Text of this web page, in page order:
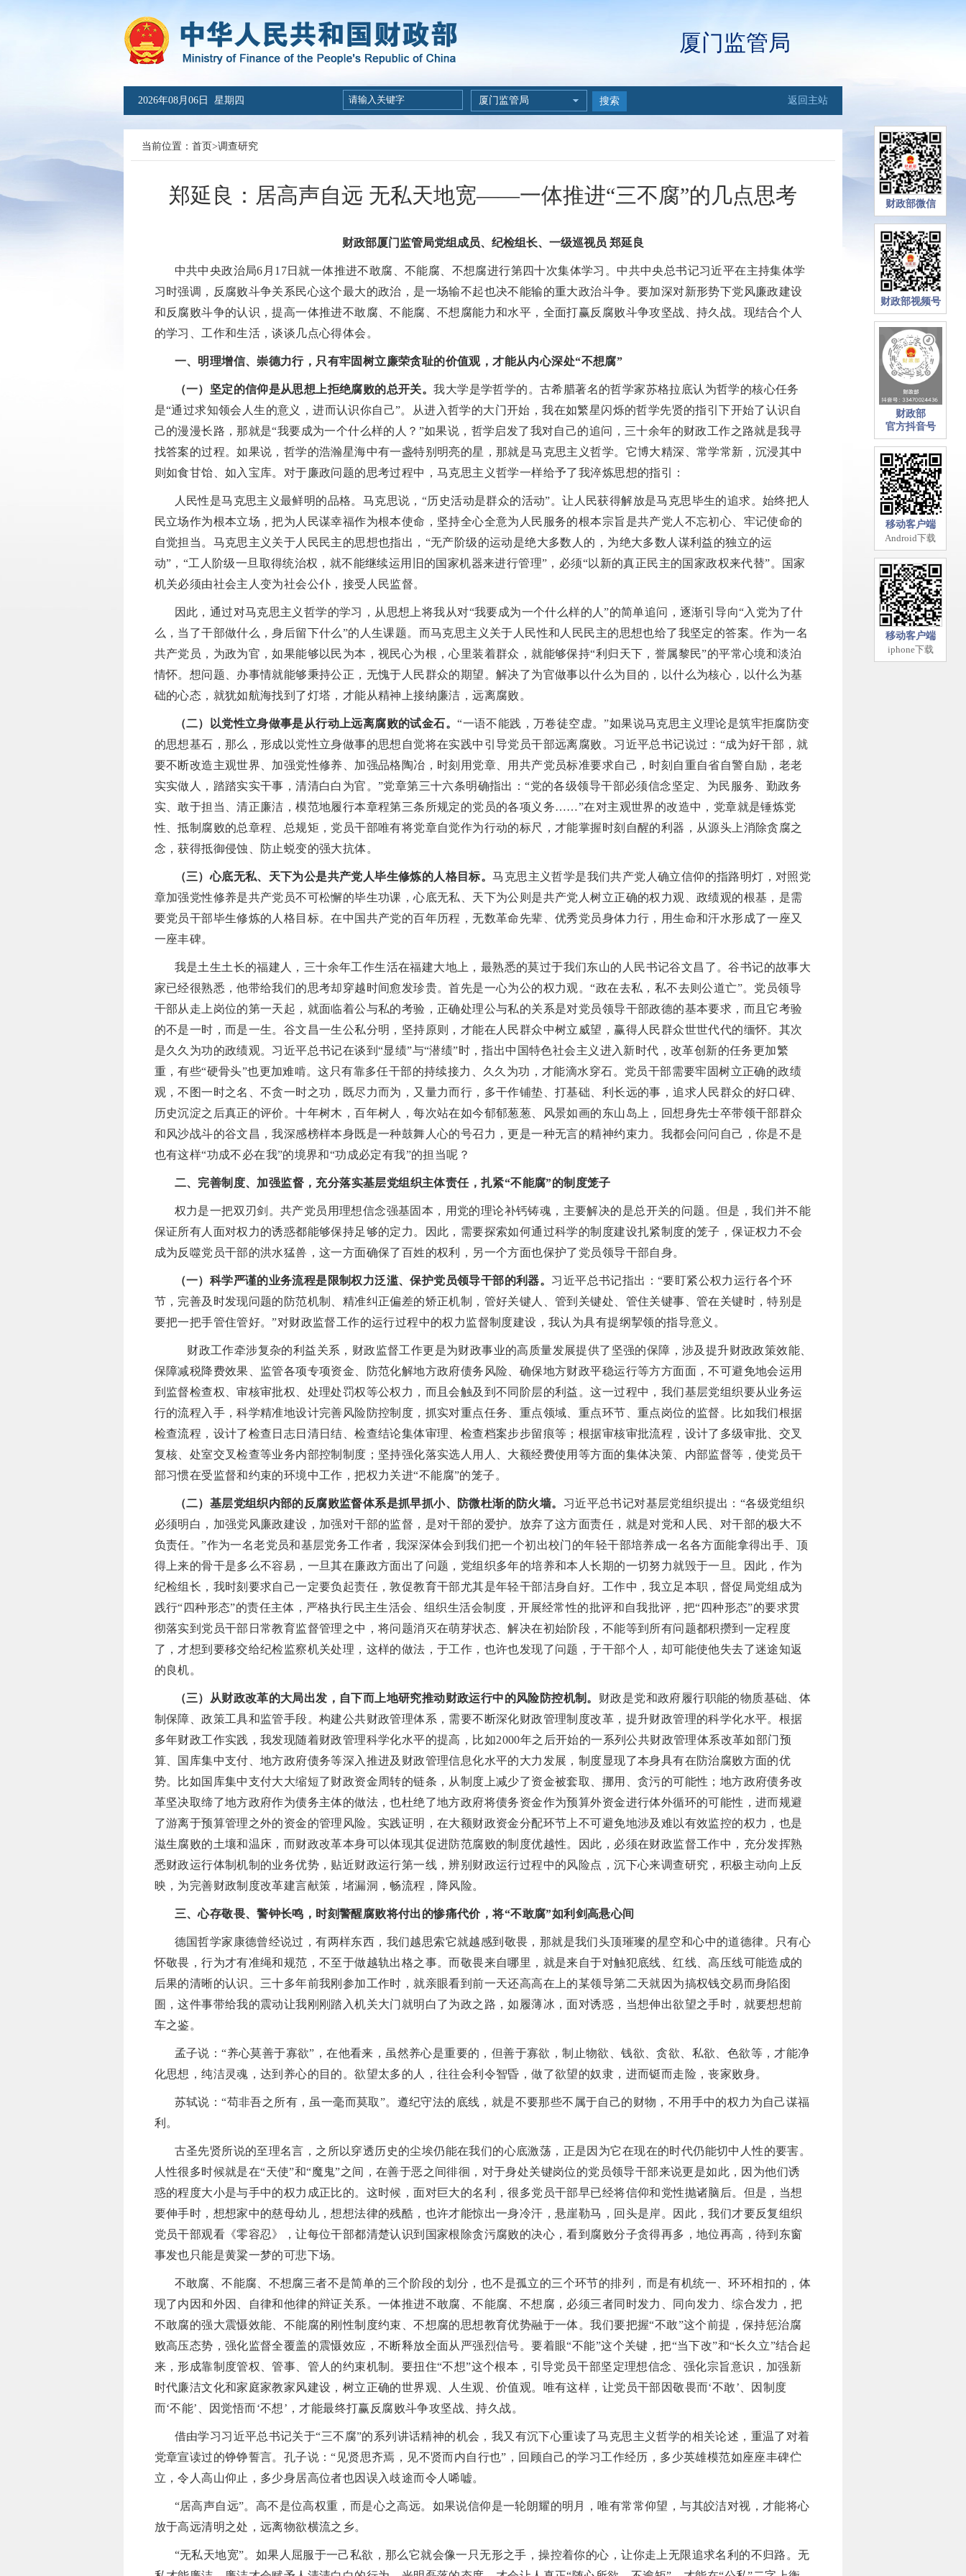
财政部微信
财政部视频号
财政部
官方抖音号
移动客户端
Android下载
移动客户端
iphone下载
厦门监管局
2026年08月06日 星期四 厦门监管局 搜索 返回主站
当前位置： 首页>调查研究
郑延良：居高声自远 无私天地宽——一体推进“三不腐”的几点思考
财政部厦门监管局党组成员、纪检组长、一级巡视员 郑延良
中共中央政治局6月17日就一体推进不敢腐、不能腐、不想腐进行第四十次集体学习。中共中央总书记习近平在主持集体学
习时强调，反腐败斗争关系民心这个最大的政治，是一场输不起也决不能输的重大政治斗争。要加深对新形势下党风廉政建设
和反腐败斗争的认识，提高一体推进不敢腐、不能腐、不想腐能力和水平，全面打赢反腐败斗争攻坚战、持久战。现结合个人
的学习、工作和生活，谈谈几点心得体会。
一、明理增信、崇德力行，只有牢固树立廉荣贪耻的价值观，才能从内心深处“不想腐”
（一）坚定的信仰是从思想上拒绝腐败的总开关。我大学是学哲学的。古希腊著名的哲学家苏格拉底认为哲学的核心任务
是“通过求知领会人生的意义，进而认识你自己”。从进入哲学的大门开始，我在如繁星闪烁的哲学先贤的指引下开始了认识自
己的漫漫长路，那就是“我要成为一个什么样的人？”如果说，哲学启发了我对自己的追问，三十余年的财政工作之路就是我寻
找答案的过程。如果说，哲学的浩瀚星海中有一盏特别明亮的星，那就是马克思主义哲学。它博大精深、常学常新，沉浸其中
则如食甘饴、如入宝库。对于廉政问题的思考过程中，马克思主义哲学一样给予了我淬炼思想的指引：
人民性是马克思主义最鲜明的品格。马克思说， “历史活动是群众的活动”。让人民获得解放是马克思毕生的追求。始终把人
民立场作为根本立场，把为人民谋幸福作为根本使命，坚持全心全意为人民服务的根本宗旨是共产党人不忘初心、牢记使命的
自觉担当。马克思主义关于人民民主的思想也指出，“无产阶级的运动是绝大多数人的，为绝大多数人谋利益的独立的运
动”，“工人阶级一旦取得统治权，就不能继续运用旧的国家机器来进行管理”，必须“以新的真正民主的国家政权来代替”。国家
机关必须由社会主人变为社会公仆，接受人民监督。
因此，通过对马克思主义哲学的学习，从思想上将我从对“我要成为一个什么样的人”的简单追问，逐渐引导向“入党为了什
么，当了干部做什么，身后留下什么”的人生课题。而马克思主义关于人民性和人民民主的思想也给了我坚定的答案。作为一名
共产党员，为政为官，如果能够以民为本，视民心为根，心里装着群众，就能够保持“利归天下，誉属黎民”的平常心境和淡泊
情怀。想问题、办事情就能够秉持公正，无愧于人民群众的期望。解决了为官做事以什么为目的，以什么为核心，以什么为基
础的心态，就犹如航海找到了灯塔，才能从精神上接纳廉洁，远离腐败。
（二）以党性立身做事是从行动上远离腐败的试金石。“一语不能践，万卷徒空虚。”如果说马克思主义理论是筑牢拒腐防变
的思想基石，那么，形成以党性立身做事的思想自觉将在实践中引导党员干部远离腐败。习近平总书记说过：“成为好干部，就
要不断改造主观世界、加强党性修养、加强品格陶冶，时刻用党章、用共产党员标准要求自己，时刻自重自省自警自励，老老
实实做人，踏踏实实干事，清清白白为官。”党章第三十六条明确指出：“党的各级领导干部必须信念坚定、为民服务、勤政务
实、敢于担当、清正廉洁，模范地履行本章程第三条所规定的党员的各项义务……”在对主观世界的改造中，党章就是锤炼党
性、抵制腐败的总章程、总规矩，党员干部唯有将党章自觉作为行动的标尺，才能掌握时刻自醒的利器，从源头上消除贪腐之
念，获得抵御侵蚀、防止蜕变的强大抗体。
（三）心底无私、天下为公是共产党人毕生修炼的人格目标。马克思主义哲学是我们共产党人确立信仰的指路明灯，对照党
章加强党性修养是共产党员不可松懈的毕生功课，心底无私、天下为公则是共产党人树立正确的权力观、政绩观的根基，是需
要党员干部毕生修炼的人格目标。在中国共产党的百年历程，无数革命先辈、优秀党员身体力行，用生命和汗水形成了一座又
一座丰碑。
我是土生土长的福建人，三十余年工作生活在福建大地上，最熟悉的莫过于我们东山的人民书记谷文昌了。谷书记的故事大
家已经很熟悉，他带给我们的思考却穿越时间愈发珍贵。首先是一心为公的权力观。“政在去私，私不去则公道亡”。党员领导
干部从走上岗位的第一天起，就面临着公与私的考验，正确处理公与私的关系是对党员领导干部政德的基本要求，而且它考验
的不是一时，而是一生。谷文昌一生公私分明，坚持原则，才能在人民群众中树立威望，赢得人民群众世世代代的缅怀。其次
是久久为功的政绩观。习近平总书记在谈到“显绩”与“潜绩”时，指出中国特色社会主义进入新时代，改革创新的任务更加繁
重，有些“硬骨头”也更加难啃。这只有靠多任干部的持续接力、久久为功，才能滴水穿石。党员干部需要牢固树立正确的政绩
观，不图一时之名、不贪一时之功，既尽力而为，又量力而行，多干作铺垫、打基础、利长远的事，追求人民群众的好口碑、
历史沉淀之后真正的评价。十年树木，百年树人，每次站在如今郁郁葱葱、风景如画的东山岛上，回想身先士卒带领干部群众
和风沙战斗的谷文昌，我深感榜样本身既是一种鼓舞人心的号召力，更是一种无言的精神约束力。我都会问问自己，你是不是
也有这样“功成不必在我”的境界和“功成必定有我”的担当呢？
二、 完善制度、加强监督，充分落实基层党组织主体责任，扎紧“不能腐”的制度笼子
权力是一把双刃剑。共产党员用理想信念强基固本，用党的理论补钙铸魂，主要解决的是总开关的问题。但是，我们并不能
保证所有人面对权力的诱惑都能够保持足够的定力。因此，需要探索如何通过科学的制度建设扎紧制度的笼子，保证权力不会
成为反噬党员干部的洪水猛兽，这一方面确保了百姓的权利，另一个方面也保护了党员领导干部自身。
（一）科学严谨的业务流程是限制权力泛滥、保护党员领导干部的利器。 习近平总书记指出： “要盯紧公权力运行各个环
节，完善及时发现问题的防范机制、精准纠正偏差的矫正机制，管好关键人、管到关键处、管住关键事、管在关键时，特别是
要把一把手管住管好。”对财政监督工作的运行过程中的权力监督制度建设，我认为具有提纲挈领的指导意义。
财政工作牵涉复杂的利益关系，财政监督工作更是为财政事业的高质量发展提供了坚强的保障，涉及提升财政政策效能、
保障减税降费效果、监管各项专项资金、防范化解地方政府债务风险、确保地方财政平稳运行等方方面面，不可避免地会运用
到监督检查权、审核审批权、处理处罚权等公权力，而且会触及到不同阶层的利益。这一过程中，我们基层党组织要从业务运
行的流程入手，科学精准地设计完善风险防控制度，抓实对重点任务、重点领域、重点环节、重点岗位的监督。比如我们根据
检查流程，设计了检查日志日清日结、检查结论集体审理、检查档案步步留痕等；根据审核审批流程，设计了多级审批、交叉
复核、处室交叉检查等业务内部控制制度；坚持强化落实选人用人、大额经费使用等方面的集体决策、内部监督等，使党员干
部习惯在受监督和约束的环境中工作，把权力关进“不能腐”的笼子。
（二）基层党组织内部的反腐败监督体系是抓早抓小、防微杜渐的防火墙。 习近平总书记对基层党组织提出： “各级党组织
必须明白，加强党风廉政建设，加强对干部的监督，是对干部的爱护。放弃了这方面责任，就是对党和人民、对干部的极大不
负责任。”作为一名老党员和基层党务工作者，我深深体会到我们把一个初出校门的年轻干部培养成一名各方面能拿得出手、顶
得上来的骨干是多么不容易，一旦其在廉政方面出了问题，党组织多年的培养和本人长期的一切努力就毁于一旦。因此，作为
纪检组长，我时刻要求自己一定要负起责任，敦促教育干部尤其是年轻干部洁身自好。工作中，我立足本职，督促局党组成为
践行“四种形态”的责任主体，严格执行民主生活会、组织生活会制度，开展经常性的批评和自我批评，把“四种形态”的要求贯
彻落实到党员干部日常教育监督管理之中，将问题消灭在萌芽状态、解决在初始阶段，不能等到所有问题都积攒到一定程度
了，才想到要移交给纪检监察机关处理，这样的做法，于工作，也许也发现了问题，于干部个人，却可能使他失去了迷途知返
的良机。
（三）从财政改革的大局出发，自下而上地研究推动财政运行中的风险防控机制。 财政是党和政府履行职能的物质基础、体
制保障、政策工具和监管手段。构建公共财政管理体系，需要不断深化财政管理制度改革，提升财政管理的科学化水平。根据
多年财政工作实践，我发现随着财政管理科学化水平的提高，比如2000年之后开始的一系列公共财政管理体系改革如部门预
算、国库集中支付、地方政府债务等深入推进及财政管理信息化水平的大力发展，制度显现了本身具有在防治腐败方面的优
势。比如国库集中支付大大缩短了财政资金周转的链条，从制度上减少了资金被套取、挪用、贪污的可能性；地方政府债务改
革坚决取缔了地方政府作为债务主体的做法，也杜绝了地方政府将债务资金作为预算外资金进行体外循环的可能性，进而规避
了游离于预算管理之外的资金的管理风险。实践证明，在大额财政资金分配环节上不可避免地涉及难以有效监控的权力，也是
滋生腐败的土壤和温床，而财政改革本身可以体现其促进防范腐败的制度优越性。因此，必须在财政监督工作中，充分发挥熟
悉财政运行体制机制的业务优势，贴近财政运行第一线，辨别财政运行过程中的风险点，沉下心来调查研究，积极主动向上反
映，为完善财政制度改革建言献策，堵漏洞，畅流程，降风险。
三、心存敬畏、警钟长鸣，时刻警醒腐败将付出的惨痛代价，将“不敢腐”如利剑高悬心间
德国哲学家康德曾经说过，有两样东西，我们越思索它就越感到敬畏，那就是我们头顶璀璨的星空和心中的道德律。只有心
怀敬畏，行为才有准绳和规范，不至于做越轨出格之事。而敬畏来自哪里，就是来自于对触犯底线、红线、高压线可能造成的
后果的清晰的认识。三十多年前我刚参加工作时，就亲眼看到前一天还高高在上的某领导第二天就因为搞权钱交易而身陷囹
圄，这件事带给我的震动让我刚刚踏入机关大门就明白了为政之路，如履薄冰，面对诱惑，当想伸出欲望之手时，就要想想前
车之鉴。
孟子说：“养心莫善于寡欲”，在他看来，虽然养心是重要的，但善于寡欲，制止物欲、钱欲、贪欲、私欲、色欲等，才能净
化思想，纯洁灵魂，达到养心的目的。欲望太多的人，往往会利令智昏，做了欲望的奴隶，进而铤而走险，丧家败身。
苏轼说：“苟非吾之所有，虽一毫而莫取”。遵纪守法的底线，就是不要那些不属于自己的财物，不用手中的权力为自己谋福
利。
古圣先贤所说的至理名言，之所以穿透历史的尘埃仍能在我们的心底激荡，正是因为它在现在的时代仍能切中人性的要害。
人性很多时候就是在“天使”和“魔鬼”之间，在善于恶之间徘徊，对于身处关键岗位的党员领导干部来说更是如此，因为他们诱
惑的程度大小是与手中的权力成正比的。这时候，面对巨大的名利，很多党员干部早已经将信仰和党性抛诸脑后。但是，当想
要伸手时，想想家中的慈母幼儿，想想法律的残酷，也许才能惊出一身冷汗，悬崖勒马，回头是岸。因此，我们才要反复组织
党员干部观看《零容忍》，让每位干部都清楚认识到国家根除贪污腐败的决心，看到腐败分子贪得再多，地位再高，待到东窗
事发也只能是黄粱一梦的可悲下场。
不敢腐、不能腐、不想腐三者不是简单的三个阶段的划分，也不是孤立的三个环节的排列，而是有机统一、环环相扣的，体
现了内因和外因、自律和他律的辩证关系。一体推进不敢腐、不能腐、不想腐，必须三者同时发力、同向发力、综合发力，把
不敢腐的强大震慑效能、不能腐的刚性制度约束、不想腐的思想教育优势融于一体。我们要把握“不敢”这个前提，保持惩治腐
败高压态势，强化监督全覆盖的震慑效应，不断释放全面从严强烈信号。要着眼“不能”这个关键，把“当下改”和“长久立”结合起
来，形成靠制度管权、管事、管人的约束机制。要扭住“不想”这个根本，引导党员干部坚定理想信念、强化宗旨意识，加强新
时代廉洁文化和家庭家教家风建设，树立正确的世界观、人生观、价值观。唯有这样，让党员干部因敬畏而‘不敢’、因制度
而‘不能’、因觉悟而‘不想’，才能最终打赢反腐败斗争攻坚战、持久战。
借由学习习近平总书记关于“三不腐”的系列讲话精神的机会，我又有沉下心重读了马克思主义哲学的相关论述，重温了对着
党章宣读过的铮铮誓言。孔子说：“见贤思齐焉，见不贤而内自行也”，回顾自己的学习工作经历，多少英雄模范如座座丰碑伫
立，令人高山仰止，多少身居高位者也因误入歧途而令人唏嘘。
“居高声自远”。高不是位高权重，而是心之高远。如果说信仰是一轮朗耀的明月，唯有常常仰望，与其皎洁对视，才能将心
放于高远清明之处，远离物欲横流之乡。
“无私天地宽”。如果人屈服于一己私欲，那么它就会像一只无形之手，操控着你的心，让你走上无限追求名利的不归路。无